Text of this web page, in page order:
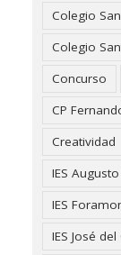
Colegio
Colegio
Concurso
CP
Creatividad
IES
IES
IES José